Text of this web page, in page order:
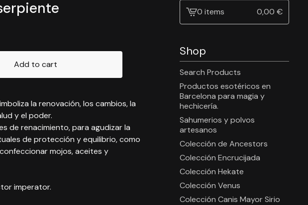
Add to cart
la renovación, los cambios, la
y el poder.
de renacimiento, para agudizar la
de protección y equilibrio, como
mojos, aceites y
imperator.
View0 items 0,00 €
Shop
Search Products
Productos esotéricos en
Barcelona para magia y
hechicería.
Sahumerios y polvos
artesanos
Colección de Ancestors
Colección Encrucijada
Colección Hekate
Colección Venus
Colección Canis Mayor Sirio